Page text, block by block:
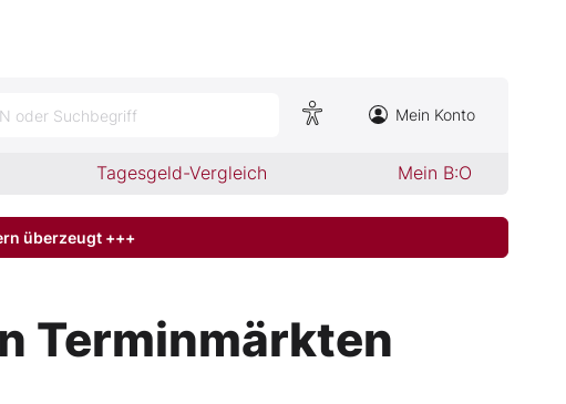
oder Suchbegriff Mein Konto
Tagesgeld-Vergleich Mein B:O
überzeugt +++
Terminmärkten